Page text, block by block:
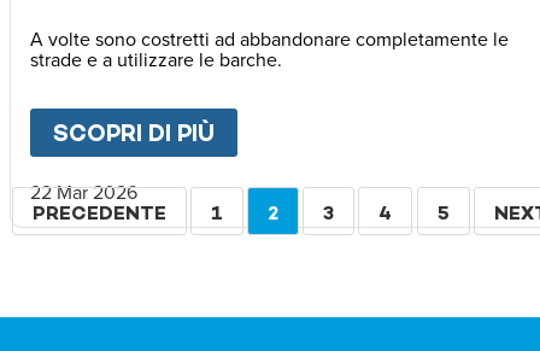
A volte sono costretti ad abbandonare completamente le
strade e a utilizzare le barche.
SCOPRI DI PIÙ
22 Mar 2026
Paginazione
PAGINA
PRECEDENTE PAGINA
1
PAGINA
2 PAGINA
3 PAGINA
4 PAGINA
5